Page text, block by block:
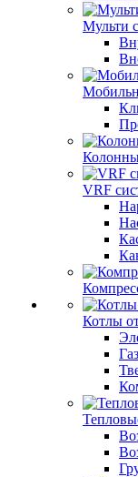
Мульти
VRF
Котлы